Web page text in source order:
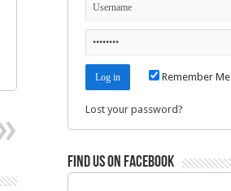
Remember Me
Lost your password?
Find us on Facebook